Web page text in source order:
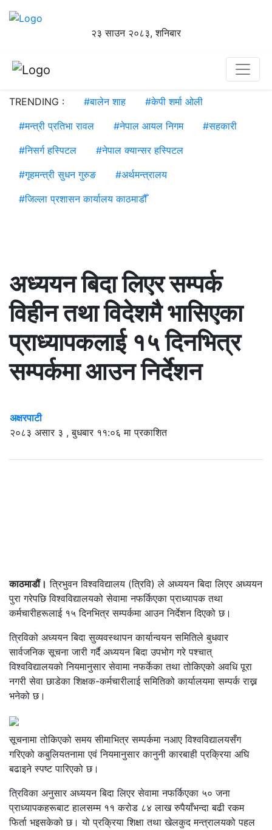
२३ साउन २०८३, शनिबार
TRENDING : #बालेन शाह #केपी शर्मा ओली
#मन्त्री प्रतिभा रावल #नेपाल आयल निगम #सहकारी
#निसर्ग हस्पिटल #नेपाल क्यान्सर हस्पिटल
#गृहमन्त्री सुधन गुरुङ #अर्थमन्त्रालय
#जिल्ला प्रशासन कार्यालय काठमाडौँ
अध्ययन बिदा लिएर सम्पर्क
विहीन तथा विदेशमै भासिएका
प्राध्यापकलाई १५ दिनभित्र
सम्पर्कमा आउन निर्देशन
अक्षरपाटी
२०८३ असार ३ , बुधबार ११:०६ मा प्रकाशित
काठमाडौं। त्रिभुवन विश्वविद्यालय (त्रिवि) ले अध्ययन बिदा लिएर अध्ययन
पुरा गरेपछि विश्वविद्यालयको सेवामा नफर्किएका प्राध्यापक तथा
कर्मचारीहरूलाई १५ दिनभित्र सम्पर्कमा आउन निर्देशन दिएको छ।
त्रिविको अध्ययन बिदा सुव्यवस्थापन कार्यान्वयन समितिले बुधवार
सार्वजनिक सूचना जारी गर्दै अध्ययन बिदा उपभोग गरे पश्चात्
विश्वविद्यालयको नियमानुसार सेवामा नफर्केका तथा तोकिएको अवधि पूरा
नगरी सेवा छाडेका शिक्षक-कर्मचारीलाई समितिको कार्यालयमा सम्पर्क राख्न
भनेको छ।
सूचनामा तोकिएको समय सीमाभित्र सम्पर्कमा नआए विश्वविद्यालयसँग
गरिएको कबुलियतनामा एवं नियमानुसार कानुनी कारबाही प्रक्रिया अघि
बढाइने स्पष्ट पारिएको छ।
त्रिविका अनुसार अध्ययन बिदा लिएर सेवामा नफर्किएका ५० जना
प्राध्यापकहरूबाट हालसम्म ११ करोड ८४ लाख रुपैयाँभन्दा बढी रकम
फिर्ता भइसकेको छ। यो प्रक्रिया शिक्षा तथा खेलकुद मन्त्रालयको पहल